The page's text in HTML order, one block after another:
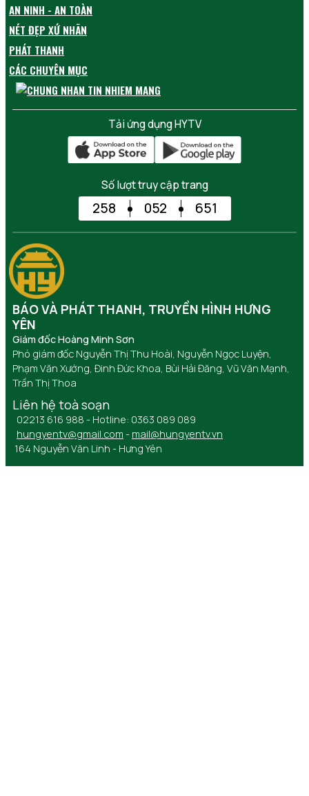
AN NINH - AN TOÀN
NÉT ĐẸP XỨ NHÃN
PHÁT THANH
CÁC CHUYÊN MỤC
Tải ứng dụng HYTV
Số lượt truy cập trang
258 052 651
BÁO VÀ PHÁT THANH, TRUYỀN HÌNH HƯNG
YÊN
Giám đốc Hoàng Minh Sơn
Phó giám đốc Nguyễn Thị Thu Hoài, Nguyễn Ngọc Luyện,
Phạm Văn Xướng, Đinh Đức Khoa, Bùi Hải Đăng, Vũ Văn Mạnh,
Trần Thị Thoa
Liên hệ toà soạn
02213 616 988 - Hotline: 0363 089 089
hungyentv@gmail.com - mail@hungyentv.vn
164 Nguyễn Văn Linh - Hưng Yên